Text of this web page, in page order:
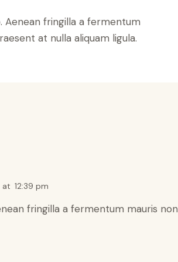
Aenean fringilla a fermentum
at nulla aliquam ligula.
at 12:39 pm
fringilla a fermentum mauris non